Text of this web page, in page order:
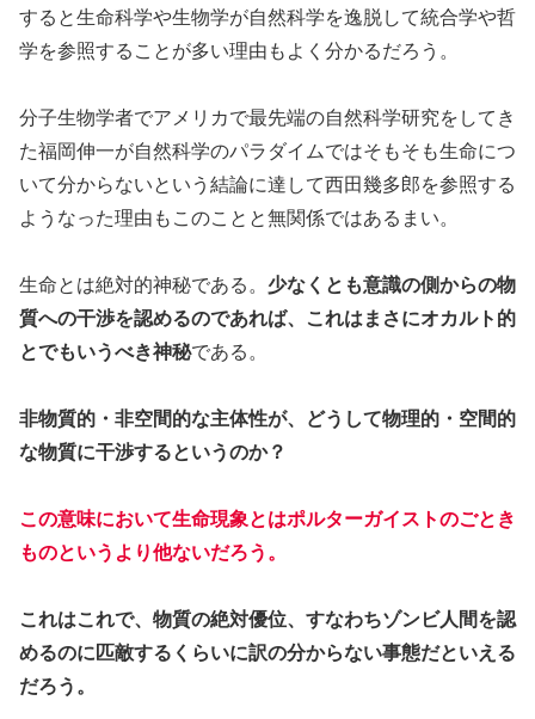
すると生命科学や生物学が自然科学を逸脱して統合学や哲
学を参照することが多い理由もよく分かるだろう。
分子生物学者でアメリカで最先端の自然科学研究をしてき
た福岡伸一が自然科学のパラダイムではそもそも生命につ
いて分からないという結論に達して西田幾多郎を参照する
ようなった理由もこのことと無関係ではあるまい。
生命とは絶対的神秘である。 少なくとも意識の側からの物
質への干渉を認めるのであれば、これはまさにオカルト的
とでもいうべき神秘である。
非物質的・非空間的な主体性が、どうして物理的・空間的
な物質に干渉するというのか？
この意味において生命現象とはポルターガイストのごとき
ものというより他ないだろう。
これはこれで、物質の絶対優位、すなわちゾンビ人間を認
めるのに匹敵するくらいに訳の分からない事態だといえる
だろう。